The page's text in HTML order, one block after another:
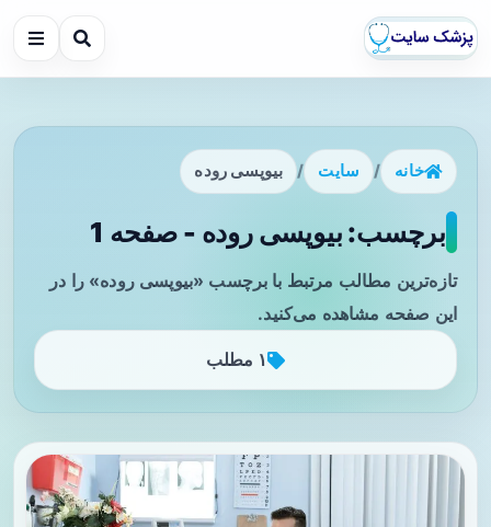
خانه / سایت / بیوپسی روده
برچسب: بیوپسی روده - صفحه 1
تازه‌ترین مطالب مرتبط با برچسب «بیوپسی روده» را در
این صفحه مشاهده می‌کنید.
۱ مطلب